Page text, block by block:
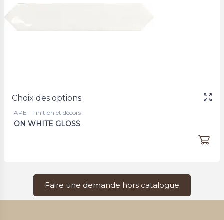
Choix des options
APE - Finition et décors
ON WHITE GLOSS
Faire une demande hors catalogue